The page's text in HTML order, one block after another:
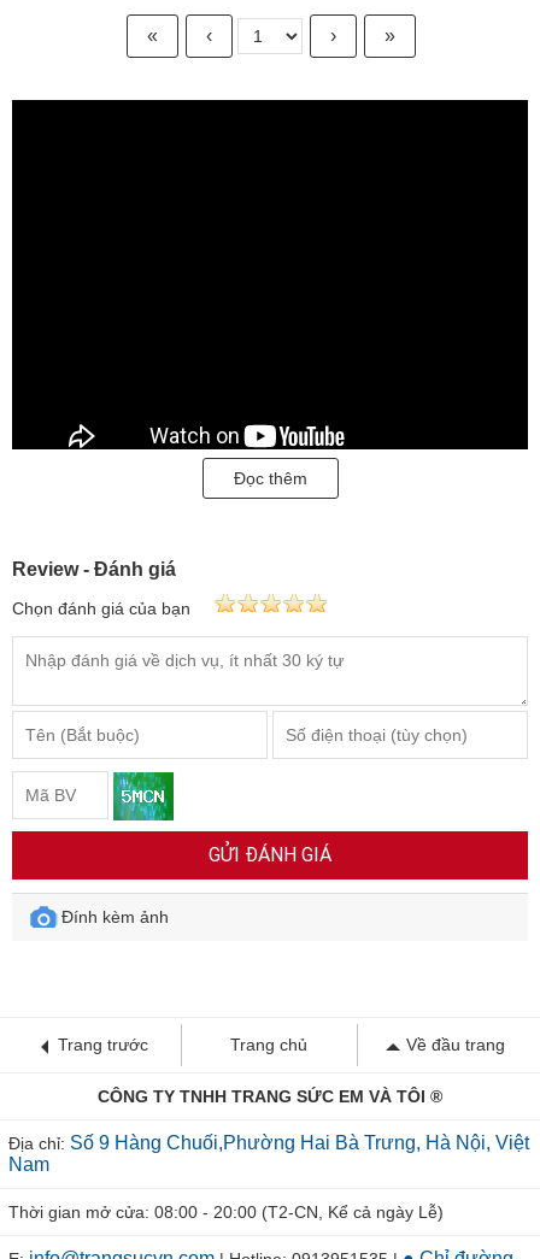
« ‹ › »
Đọc thêm
Review - Đánh giá
Chọn đánh giá của bạn
GỬI ĐÁNH GIÁ
Đính kèm ảnh
Trang trước Trang chủ Về đầu trang
CÔNG TY TNHH TRANG SỨC EM VÀ TÔI ®
Địa chỉ: Số 9 Hàng Chuối,Phường Hai Bà Trưng, Hà Nội, Việt
Nam
Thời gian mở cửa: 08:00 - 20:00 (T2-CN, Kể cả ngày Lễ)